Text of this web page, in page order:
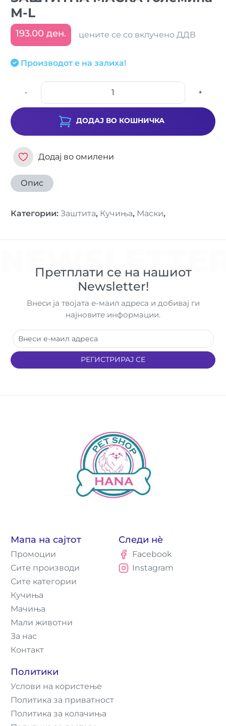
M-L
193.00 ден. цените се со вклучено ДДВ
Производот е на залиха!
- +
ДОДАЈ ВО КОШНИЧКА
Додај во омилени
Опис
Категории: Заштита, Кучиња, Маски,
Претплати се на нашиот
Newsletter!
Внеси ја твојата е-маил адреса и добивај ги
најновите информации.
РЕГИСТРИРАЈ СЕ
Мапа на сајтот
Промоции
Сите производи
Сите категории
Кучиња
Мачиња
Мали животни
За нас
Контакт
Политики
Услови на користење
Политика за приватност
Политика за колачиња
Следи нè
Facebook
Instagram